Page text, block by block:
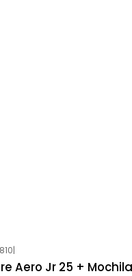
|
Aero Jr 25 +